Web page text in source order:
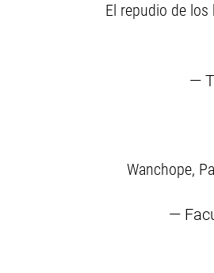
El repudio de
—
Wanchope,
—